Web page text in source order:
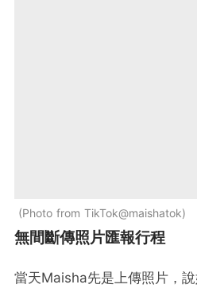
Photo from TikTok@maishatok
無間斷傳照片匯報行程
當天Maisha先是上傳照片，